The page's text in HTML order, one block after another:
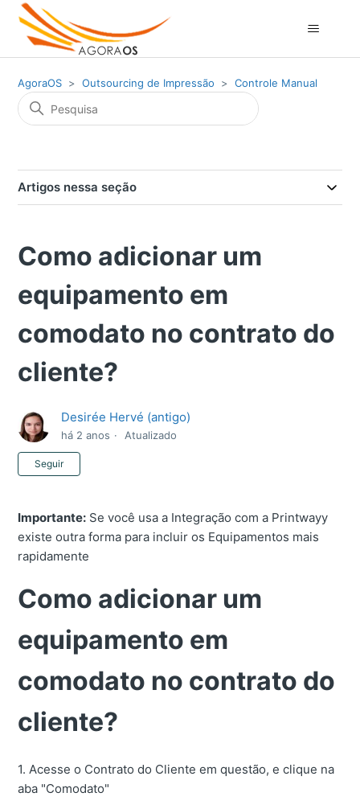
AgoraOS Outsourcing de Impressão Controle Manual
Artigos nessa seção
Como adicionar um
equipamento em
comodato no contrato do
cliente?
Desirée Hervé (antigo)
há 2 anos Atualizado
Seguir
Importante: Se você usa a Integração com a Printwayy
existe outra forma para incluir os Equipamentos mais
rapidamente
Como adicionar um
equipamento em
comodato no contrato do
cliente?
1. Acesse o Contrato do Cliente em questão, e clique na
aba "Comodato"